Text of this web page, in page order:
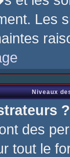
Les
Niveaux
?
des
tout le